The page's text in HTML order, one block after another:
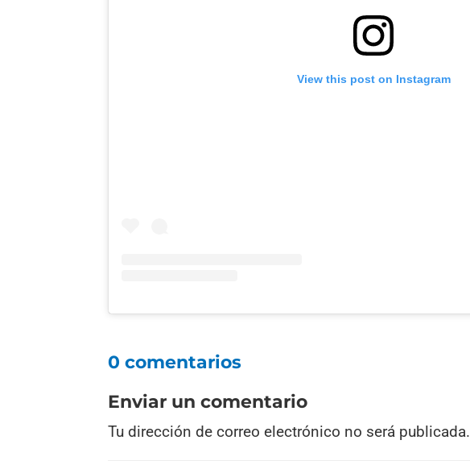
View this post on Instagram
0 comentarios
Enviar un comentario
Tu dirección de correo electrónico no será publicada.